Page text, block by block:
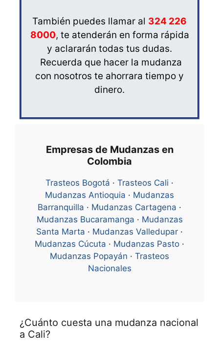
También puedes llamar al 324 226
8000, te atenderán en forma rápida
y aclararán todas tus dudas.
Recuerda que hacer la mudanza
con nosotros te ahorrara tiempo y
dinero.
Empresas de Mudanzas en
Colombia
Trasteos Bogotá · Trasteos Cali ·
Mudanzas Antioquia · Mudanzas
Barranquilla · Mudanzas Cartagena ·
Mudanzas Bucaramanga · Mudanzas
Santa Marta · Mudanzas Valledupar ·
Mudanzas Cúcuta · Mudanzas Pasto ·
Mudanzas Popayán · Trasteos
Nacionales
¿Cuánto cuesta una mudanza nacional
a Cali?